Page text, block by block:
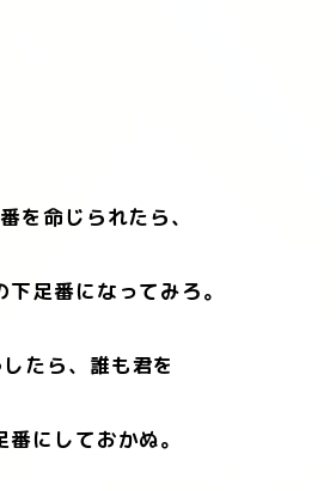
を命じられたら、
下足番になってみろ。
たら、誰も君を
番にしておかぬ。